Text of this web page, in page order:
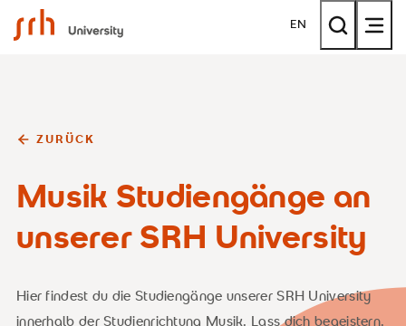
SRH University EN
ZURÜCK
Musik Studiengänge an
unserer SRH University
Hier findest du die Studiengänge unserer SRH University
innerhalb der Studienrichtung Musik. Lass dich begeistern.